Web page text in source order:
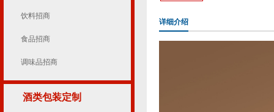
饮料招商
食品招商
调味品招商
酒类包装定制
详细介绍